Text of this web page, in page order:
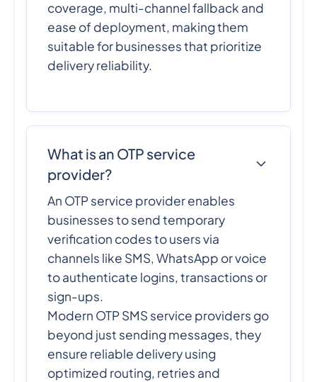
coverage, multi-channel fallback and
ease of deployment, making them
suitable for businesses that prioritize
delivery reliability.
What is an OTP service
provider?
An OTP service provider enables
businesses to send temporary
verification codes to users via
channels like SMS, WhatsApp or voice
to authenticate logins, transactions or
sign-ups.
Modern OTP SMS service providers go
beyond just sending messages, they
ensure reliable delivery using
optimized routing, retries and